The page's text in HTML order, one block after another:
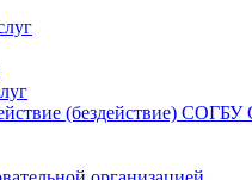
(бездействие)